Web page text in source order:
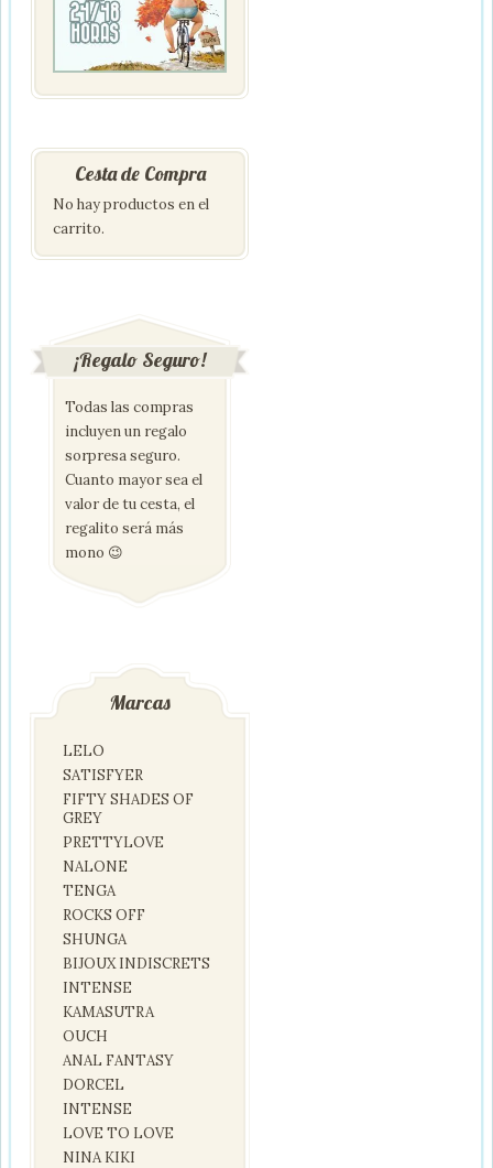
Cesta de Compra
No hay productos en el
carrito.
¡Regalo Seguro!
Todas las compras
incluyen un regalo
sorpresa seguro.
Cuanto mayor sea el
valor de tu cesta, el
regalito será más
mono 😉
Marcas
LELO
SATISFYER
FIFTY SHADES OF
GREY
PRETTYLOVE
NALONE
TENGA
ROCKS OFF
SHUNGA
BIJOUX INDISCRETS
INTENSE
KAMASUTRA
OUCH
ANAL FANTASY
DORCEL
INTENSE
LOVE TO LOVE
NINA KIKI